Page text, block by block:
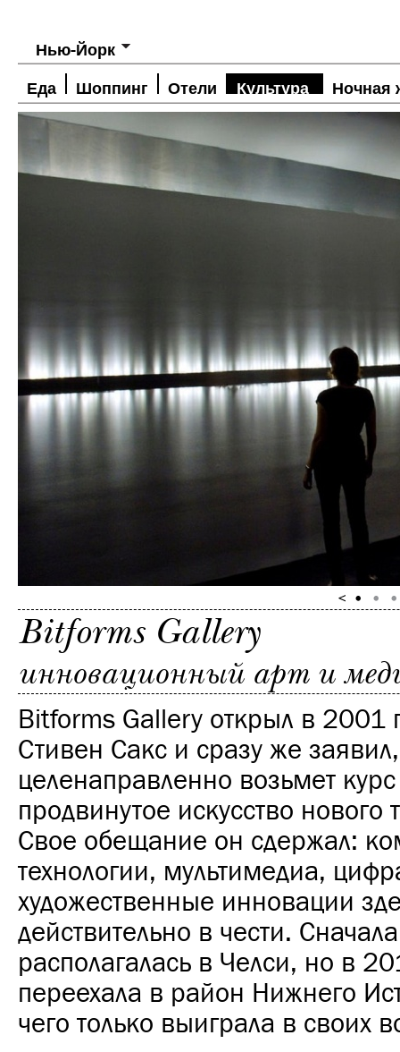
Нью-Йорк
Еда Шоппинг Отели Культура Ночная
Bitforms Gallery
инновационный арт и
Bitforms Gallery открыл в 2001
Стивен Сакс и сразу же
целенаправленно возьмет
продвинутое искусство нового
Свое обещание он сдержал:
технологии, мультимедиа,
художественные инновации
действительно в чести.
располагалась в Челси, но в
переехала в район Нижнего
чего только выиграла в своих